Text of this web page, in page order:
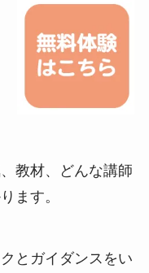
教材、どんな講師
ます。
とガイダンスをい